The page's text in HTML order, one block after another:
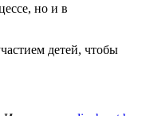
но и в
детей, чтобы